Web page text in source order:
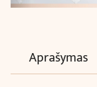
Aprašymas